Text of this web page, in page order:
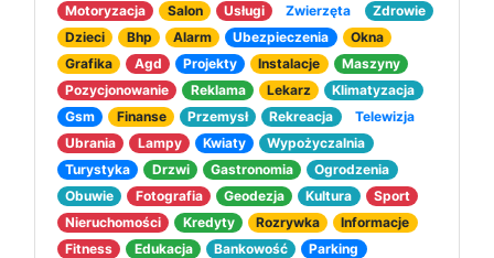
Motoryzacja Salon Usługi Zwierzęta
Zdrowie
Dzieci
Bhp Alarm Ubezpieczenia
Okna
Grafika
Agd Projekty Instalacje
Maszyny
Pozycjonowanie
Reklama Lekarz
Klimatyzacja
Gsm
Finanse Przemysł Rekreacja
Telewizja
Ubrania
Lampy Kwiaty
Wypożyczalnia
Turystyka
Drzwi Gastronomia
Ogrodzenia
Obuwie
Fotografia Geodezja Kultura
Sport
Nieruchomości
Kredyty Rozrywka
Informacje
Fitness
Edukacja Bankowość
Parking